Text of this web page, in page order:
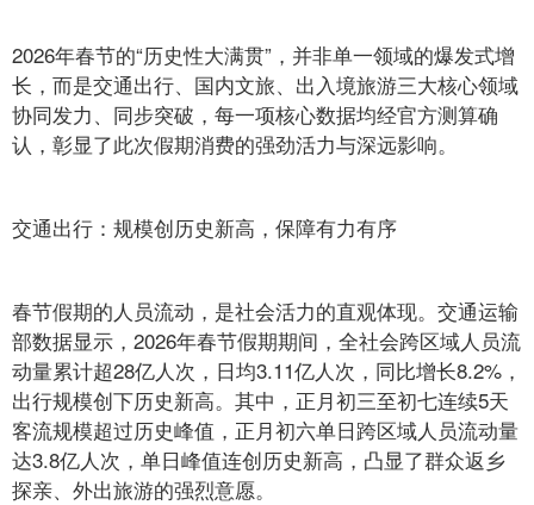
2026年春节的“历史性大满贯”，并非单一领域的爆发式增
长，而是交通出行、国内文旅、出入境旅游三大核心领域
协同发力、同步突破，每一项核心数据均经官方测算确
认，彰显了此次假期消费的强劲活力与深远影响。
交通出行：规模创历史新高，保障有力有序
春节假期的人员流动，是社会活力的直观体现。交通运输
部数据显示，2026年春节假期期间，全社会跨区域人员流
动量累计超28亿人次，日均3.11亿人次，同比增长8.2%，
出行规模创下历史新高。其中，正月初三至初七连续5天
客流规模超过历史峰值，正月初六单日跨区域人员流动量
达3.8亿人次，单日峰值连创历史新高，凸显了群众返乡
探亲、外出旅游的强烈意愿。